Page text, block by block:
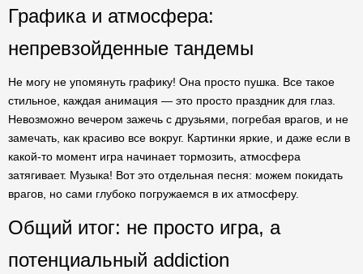
Графика и атмосфера:
непревзойденные тандемы
Не могу не упомянуть графику! Она просто пушка. Все такое
стильное, каждая анимация — это просто праздник для глаз.
Невозможно вечером зажечь с друзьями, погребая врагов, и не
замечать, как красиво все вокруг. Картинки яркие, и даже если в
какой-то момент игра начинает тормозить, атмосфера
затягивает. Музыка! Вот это отдельная песня: можем покидать
врагов, но сами глубоко погружаемся в их атмосферу.
Общий итог: не просто игра, а
потенциальный addiction